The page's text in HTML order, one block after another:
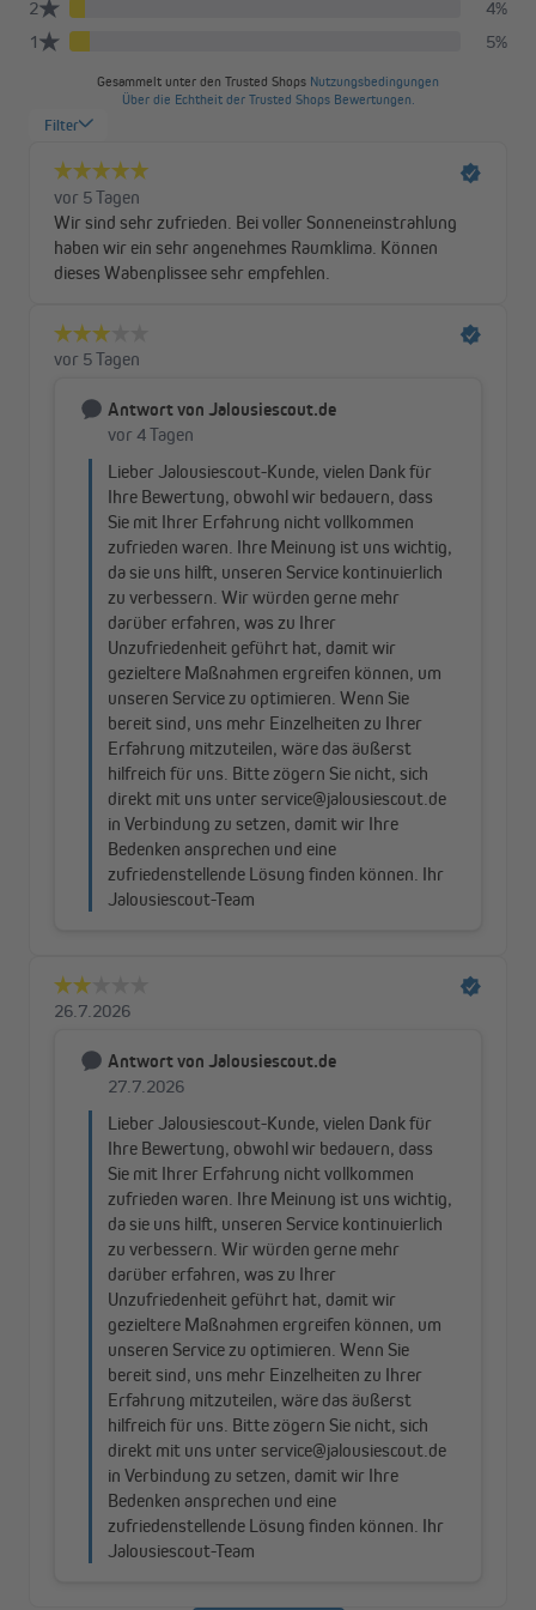
jedes Fenster angepasst werden. Durchdacht ist vor allem die
Spannschnur, die nicht vor dem Fenster hängt, sondern
unauffällig seitlich an der Glasleiste entlangläuft und den
Durchblick freilässt. Die Aluminiumschienen am oberen und
unteren Profil des Plissees veredeln die Konstruktion und
Polyestergewebe mit Wabenstruktur für die perfekte
Verdunkelung sorgt. Durch die innen verlaufenden Schüre wird
zusätzlicher Lichteinfall vermieden. Mit den ergonomischen
Bediengriffen aus Kunststoff lässt sich das Wabenplissee
stufenlos nach oben und unten in die gewünschte Position
Praktisch und stabil: diagonale Verspannung
Aluminiumschienen verhindern ein Durchhängen des Tuches und
sorgen für eine zuverlässige Stabilität. Eine Seilbremse ist im
Gegensatz zu anderen Modellen nicht erforderlich. Spanne das
Pure Wabenplissee bei der Montage so fest wie nötig. Ein
Nachspannen ist mit dem Spannschuh jederzeit möglich. Durch
die diagonale Verspannung kannst du das Plissee so dicht am
Fenster montieren, dass es auch bei gekipptem Fenster nicht
Mühelose Montage ohne Bohren
Die Befestigung des Pure Sichtschutzes erfolgt mit
Klemmhaltern direkt am Fensterrahmen. Die Halter sind im
Lieferumfang enthalten. Sie eignen sich für eine
Fensterflügelstärke von 15 bis 26 mm.
Hochwertige Stoffe aus Polyester
Der Stoff des Pure Wabenplissees besteht zu 100 Prozent aus
hochwertigem Polyester. Unser Wabenplissee-Sortiment bietet
unter anderem Stoffe in den klassisch-dezenten Farben Weiß,
Beige, Creme und Grau an, die zu jedem Wohnstil passen. Die
Rückseite des Wabenplissees ist weiß.